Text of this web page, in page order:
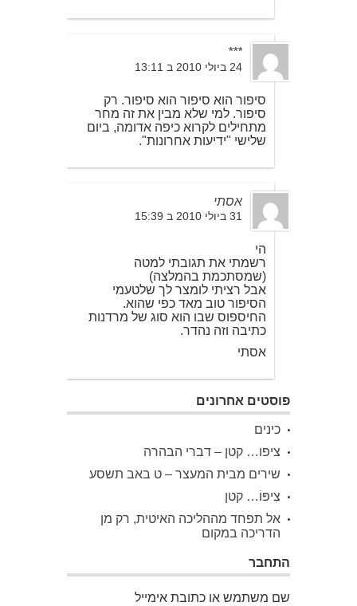
***
24 ביולי 2010 ב 13:11
סיפור הוא סיפור הוא סיפור. רק
סיפור. למי שלא מבין את זה מחר
מתחילים לקרוא כיפה אדומה, ביום
שלישי "ידיעות אחרונות".
אסתי
31 ביולי 2010 ב 15:39
הי
רשמתי את תגובתי למטה
(שמסתכמת בהמלצה)
אבל רציתי לומצר לך שלטעמי
הסיפור טוב מאד כפי שהוא.
החיספוס שבו הוא סוג של מרדנות
כתיבה וזה נהדר.
אסתי
פוסטים אחרונים
כינים
ציפו… קטן – דברי הבהרה
שירים מבית המעצר – ט באב תשסע
צִיפּוֹ… קטן
אל תפחד מההליכה האיטית, רק מן
הדריכה במקום
התחבר
שם משתמש או כתובת אימייל